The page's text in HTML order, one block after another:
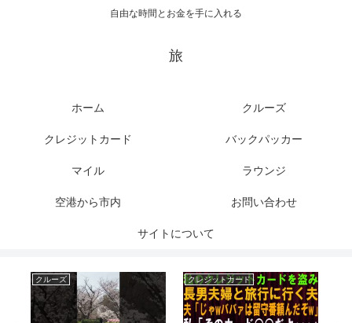
自由な時間とお金を手に入れる
旅
ホーム クルーズ
クレジットカード バックパッカー
マイル ラウンジ
空港から市内 お問い合わせ
サイトについて
クルーズ クレジットカード